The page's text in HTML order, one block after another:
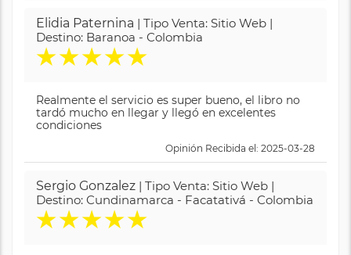
Elidia Paternina | Tipo Venta: Sitio Web |
Destino: Baranoa - Colombia
★★★★★
Realmente el servicio es super bueno, el libro no
tardó mucho en llegar y llegó en excelentes
condiciones
Opinión Recibida el: 2025-03-28
Sergio Gonzalez | Tipo Venta: Sitio Web |
Destino: Cundinamarca - Facatativá - Colombia
★★★★★